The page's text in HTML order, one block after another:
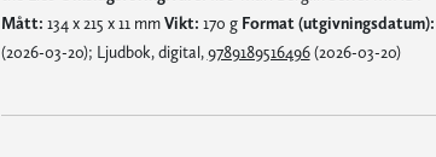
Mått: 134 x 215 x 11 mmVikt: 170 g Format (utgivningsdatum):
(2026-03-20); Ljudbok, digital,9789189516496(2026-03-20)